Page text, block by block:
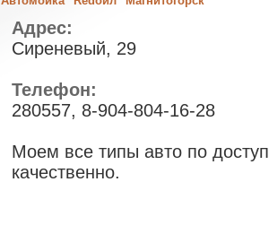
Адрес:
Сиреневый, 29
Телефон:
280557, 8-904-804-16-28
Моем все типы авто по
качественно.